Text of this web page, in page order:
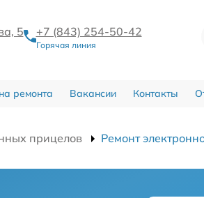
5 +7 (843) 254-50-42
Горячая линия
ремонта Вакансии Контакты
прицелов Ремонт